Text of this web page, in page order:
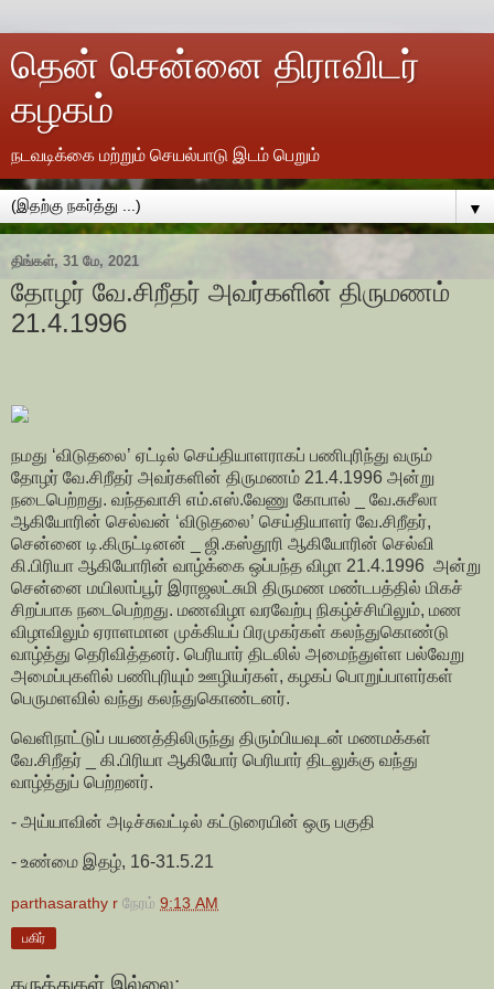
தென் சென்னை திராவிடர்
கழகம்
நடவடிக்கை மற்றும் செயல்பாடு இடம் பெறும்
▼
திங்கள், 31 மே, 2021
தோழர் வே.சிறீதர் அவர்களின் திருமணம்
21.4.1996
நமது ‘விடுதலை’ ஏட்டில் செய்தியாளராகப் பணிபுரிந்து வரும்
தோழர் வே.சிறீதர் அவர்களின் திருமணம் 21.4.1996 அன்று
நடைபெற்றது. வந்தவாசி எம்.எஸ்.வேணு கோபால் _ வே.சுசீலா
ஆகியோரின் செல்வன் ‘விடுதலை’ செய்தியாளர் வே.சிறீதர்,
சென்னை டி.கிருட்டினன் _ ஜி.கஸ்தூரி ஆகியோரின் செல்வி
கி.பிரியா ஆகியோரின் வாழ்க்கை ஒப்பந்த விழா 21.4.1996 அன்று
சென்னை மயிலாப்பூர் இராஜலட்சுமி திருமண மண்டபத்தில் மிகச்
சிறப்பாக நடைபெற்றது. மணவிழா வரவேற்பு நிகழ்ச்சியிலும், மண
விழாவிலும் ஏராளமான முக்கியப் பிரமுகர்கள் கலந்துகொண்டு
வாழ்த்து தெரிவித்தனர். பெரியார் திடலில் அமைந்துள்ள பல்வேறு
அமைப்புகளில் பணிபுரியும் ஊழியர்கள், கழகப் பொறுப்பாளர்கள்
பெருமளவில் வந்து கலந்துகொண்டனர்.
வெளிநாட்டுப் பயணத்திலிருந்து திரும்பியவுடன் மணமக்கள்
வே.சிறீதர் _ கி.பிரியா ஆகியோர் பெரியார் திடலுக்கு வந்து
வாழ்த்துப் பெற்றனர்.
- அய்யாவின் அடிச்சுவட்டில் கட்டுரையின் ஒரு பகுதி
- உண்மை இதழ், 16-31.5.21
parthasarathy r நேரம் 9:13 AM
பகிர்